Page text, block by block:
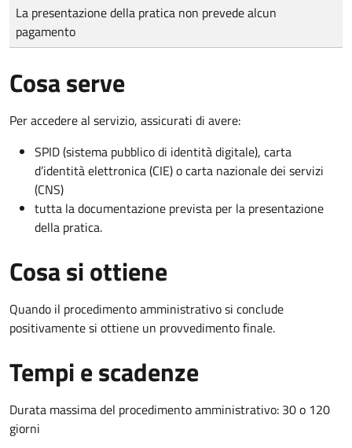
Tipo di pagamento
Importo
La presentazione della pratica non prevede alcun
pagamento
Cosa serve
Per accedere al servizio, assicurati di avere:
SPID (sistema pubblico di identità digitale), carta
d’identità elettronica (CIE) o carta nazionale dei servizi
(CNS)
tutta la documentazione prevista per la presentazione
della pratica.
Cosa si ottiene
Quando il procedimento amministrativo si conclude
positivamente si ottiene un provvedimento finale.
Tempi e scadenze
Durata massima del procedimento amministrativo: 30 o 120
giorni